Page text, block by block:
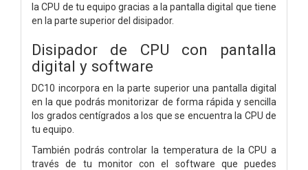
la CPU de tu equipo gracias a la pantalla digital que tiene
en la parte superior del disipador.
Disipador de CPU con pantalla
digital y software
DC10 incorpora en la parte superior una pantalla digital
en la que podrás monitorizar de forma rápida y sencilla
los grados centígrados a los que se encuentra la CPU de
tu equipo.
También podrás controlar la temperatura de la CPU a
través de tu monitor con el software que puedes